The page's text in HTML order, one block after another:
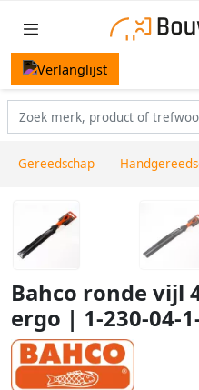
Gereedschap
Bahco ronde vijl
ergo | 1-230-04-